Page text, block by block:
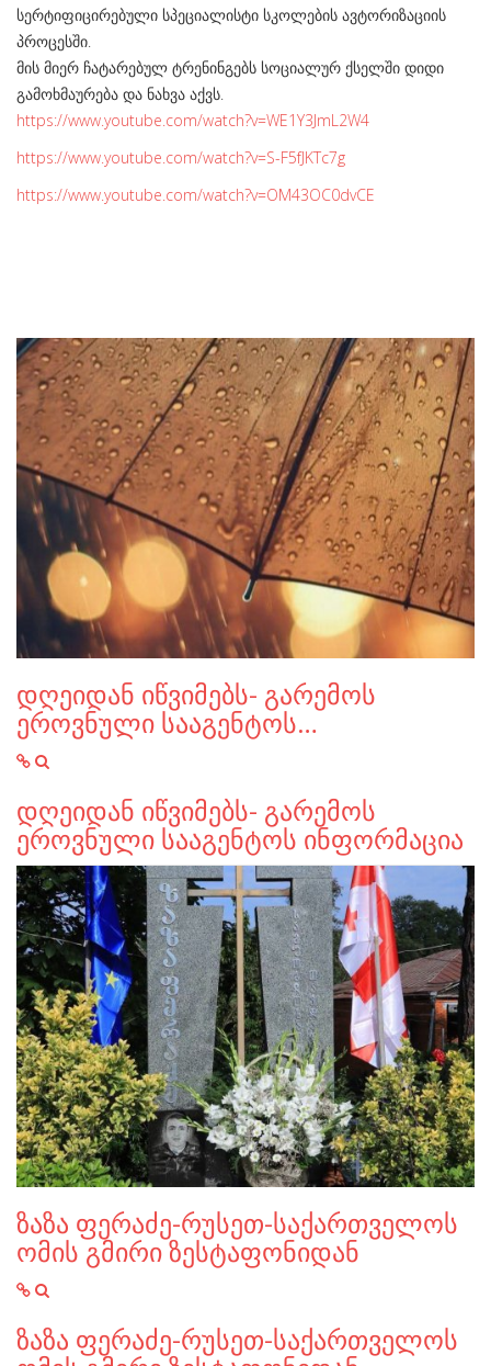
სერტიფიცირებული სპეციალისტი სკოლების ავტორიზაციის
პროცესში.
მის მიერ ჩატარებულ ტრენინგებს სოციალურ ქსელში დიდი
გამოხმაურება და ნახვა აქვს.
https://www.youtube.com/watch?v=WE1Y3JmL2W4
https://www.youtube.com/watch?v=S-F5fJKTc7g
https://www.youtube.com/watch?v=OM43OC0dvCE
დღეიდან იწვიმებს- გარემოს
ეროვნული სააგენტოს…
დღეიდან იწვიმებს- გარემოს
ეროვნული სააგენტოს ინფორმაცია
ზაზა ფერაძე-რუსეთ-საქართველოს
ომის გმირი ზესტაფონიდან
ზაზა ფერაძე-რუსეთ-საქართველოს